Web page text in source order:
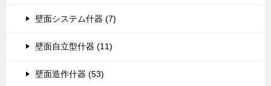
壁面システム什器 (7)
壁面自立型什器 (11)
壁面造作什器 (53)